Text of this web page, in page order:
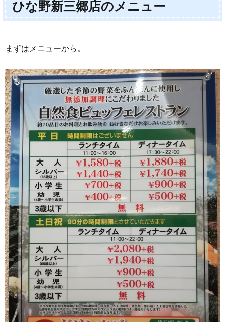
三郷
店の
1.1.
お惣菜
1.3.
ドリン
2.
ひな
野新
三郷
店で
実際
に食
べた
感想
3.
ひな
野新
三郷
の外
観と
ひな野新三郷店のメニュー
まずはメニューから。